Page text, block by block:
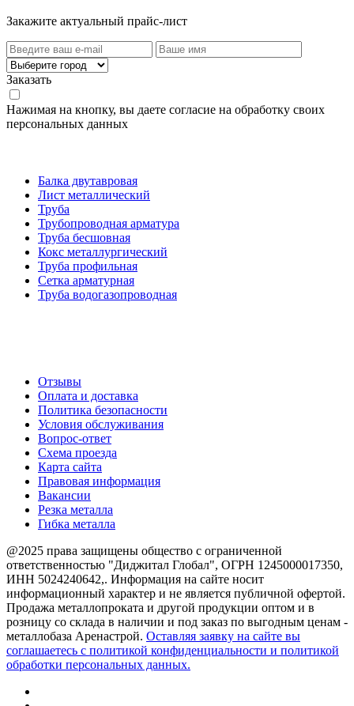
Закажите актуальный прайс-лист
Заказать
Нажимая на кнопку, вы даете согласие на обработку своих
персональных данных
Балка двутавровая
Лист металлический
Труба
Трубопроводная арматура
Труба бесшовная
Кокс металлургический
Труба профильная
Cетка арматурная
Труба водогазопроводная
Отзывы
Оплата и доставка
Политика безопасности
Условия обслуживания
Вопрос-ответ
Схема проезда
Карта сайта
Правовая информация
Вакансии
Резка металла
Гибка металла
@2025 права защищены общество с ограниченной
ответственностью "Диджитал Глобал", ОГРН 1245000017350,
ИНН 5024240642,. Информация на сайте носит
информационный характер и не является публичной офертой.
Продажа металлопроката и другой продукции оптом и в
розницу со склада в наличии и под заказ по выгодным ценам -
металлобаза Аренастрой. Оставляя заявку на сайте вы
соглашаетесь с политикой конфиденциальности и политикой
обработки персональных данных.